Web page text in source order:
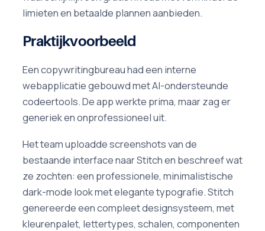
limieten en betaalde plannen aanbieden.
Praktijkvoorbeeld
Een copywritingbureau had een interne
webapplicatie gebouwd met AI-ondersteunde
codeertools. De app werkte prima, maar zag er
generiek en onprofessioneel uit.
Het team uploadde screenshots van de
bestaande interface naar Stitch en beschreef wat
ze zochten: een professionele, minimalistische
dark-mode look met elegante typografie. Stitch
genereerde een compleet designsysteem, met
kleurenpalet, lettertypes, schalen, componenten